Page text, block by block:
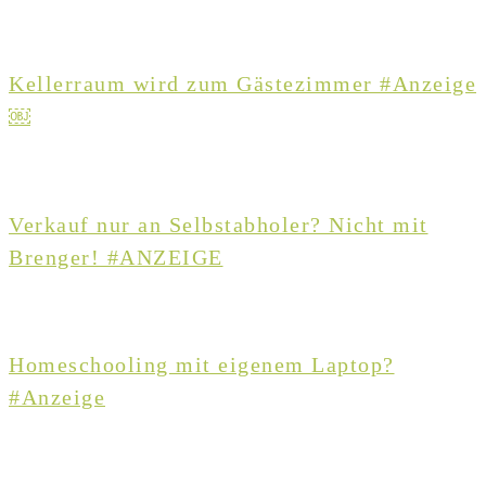
Kellerraum wird zum Gästezimmer #Anzeige
￼
Verkauf nur an Selbstabholer? Nicht mit
Brenger! #ANZEIGE
Homeschooling mit eigenem Laptop?
#Anzeige